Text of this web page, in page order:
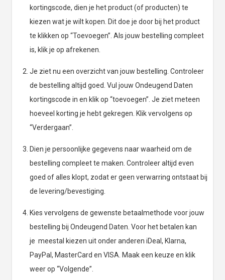
kortingscode, dien je het product (of producten) te
kiezen wat je wilt kopen. Dit doe je door bij het product
te klikken op “Toevoegen”. Als jouw bestelling compleet
is, klik je op afrekenen.
Je ziet nu een overzicht van jouw bestelling. Controleer
de bestelling altijd goed. Vul jouw Ondeugend Daten
kortingscode in en klik op “toevoegen”. Je ziet meteen
hoeveel korting je hebt gekregen. Klik vervolgens op
“Verdergaan”.
Dien je persoonlijke gegevens naar waarheid om de
bestelling compleet te maken. Controleer altijd even
goed of alles klopt, zodat er geen verwarring ontstaat bij
de levering/bevestiging.
Kies vervolgens de gewenste betaalmethode voor jouw
bestelling bij Ondeugend Daten. Voor het betalen kan
je meestal kiezen uit onder anderen iDeal, Klarna,
PayPal, MasterCard en VISA. Maak een keuze en klik
weer op “Volgende”.